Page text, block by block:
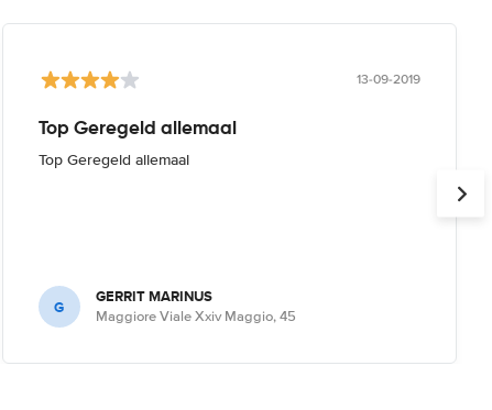
13-09-2019
Top Geregeld allemaal
Top Geregeld allemaal
G GERRIT MARINUS
Maggiore Viale Xxiv Maggio, 45